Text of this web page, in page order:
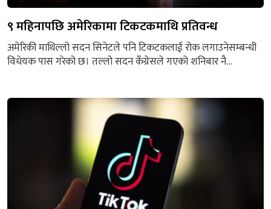
९ महिनापछि अमेरिकामा टिकटकमाथि प्रतिवन्ध
अमेरिकी माथिल्लो सदन सिनेटले पनि टिकटकलाई रोक लगाउनेसम्बन्धी
विधेयक पास गरेको छ। तल्लो सदन कँग्रेसले गएको शनिबार नै
बिक्री नगरेमा ९ महिनापछि अमेरिकामा टिकटकमाथि प्रतिबन्ध लाग्नेछ। सो
विधेयक राष्ट्रपति जो बाइडेनले हस्ताक्षर गरेपछि कानुन बन्नेछ। त्यो